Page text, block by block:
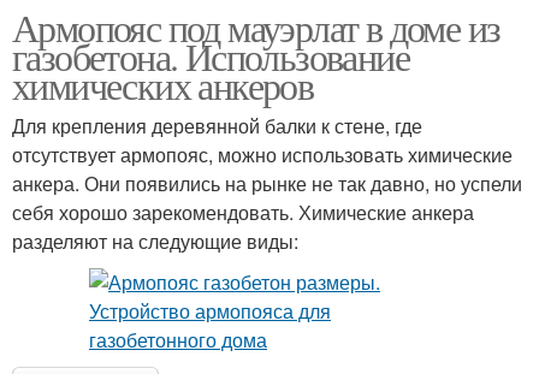
Армопояс под мауэрлат в доме из
газобетона. Использование
химических анкеров
Для крепления деревянной балки к стене, где
отсутствует армопояс, можно использовать химические
анкера. Они появились на рынке не так давно, но успели
себя хорошо зарекомендовать. Химические анкера
разделяют на следующие виды: